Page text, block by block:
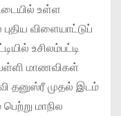
உள்ள
விளையாட்டுப்
உசிலம்பட்டி
மாணவிகள்
தனுஸ்ரீ முதல் இடம்
மாநில